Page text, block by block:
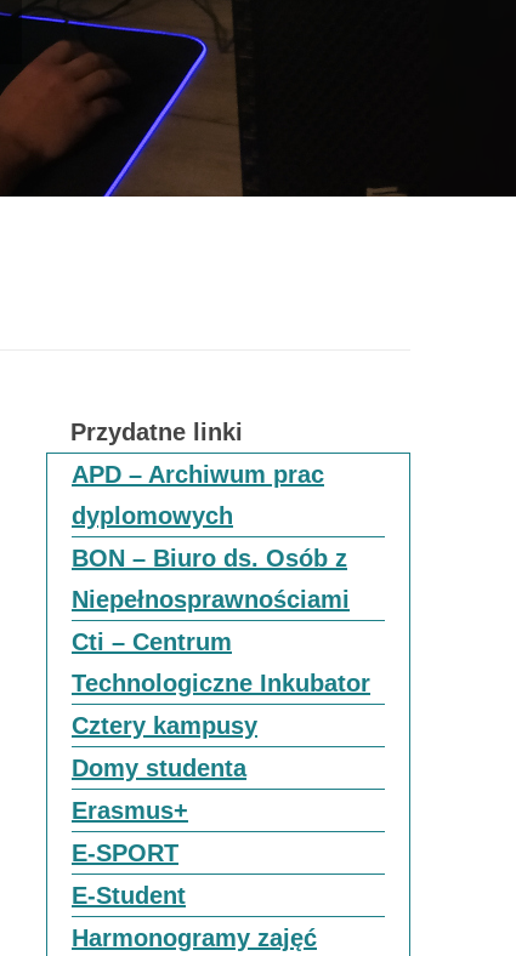
Przydatne linki
APD – Archiwum prac
dyplomowych
BON – Biuro ds. Osób z
Niepełnosprawnościami
Cti – Centrum
Technologiczne Inkubator
Cztery kampusy
Domy studenta
Erasmus+
E-SPORT
E-Student
Harmonogramy zajęć